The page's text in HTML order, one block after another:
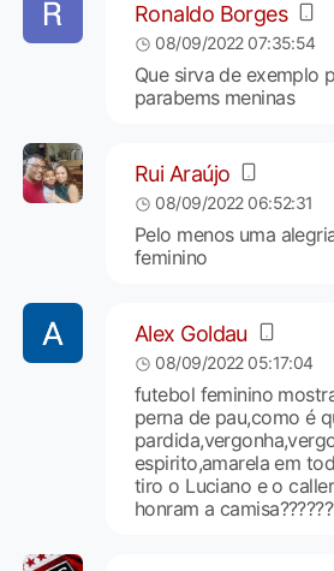
Ronaldo Borges
08/09/2022 07:35:54
Que sirva de exemplo
parabems meninas
Rui Araújo
08/09/2022 06:52:31
Pelo menos uma
feminino
Alex Goldau
08/09/2022 05:17:04
futebol feminino
perna de pau,como é
espirito,amarela em
tiro o Luciano e o
honram a